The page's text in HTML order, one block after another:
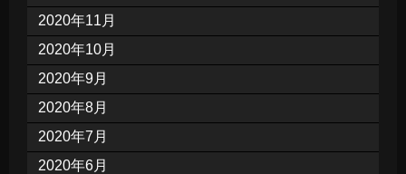
2020年11月
2020年10月
2020年9月
2020年8月
2020年7月
2020年6月